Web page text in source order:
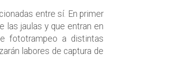
entre sí. En primer
las jaulas y que entran en
fototrampeo a distintas
labores de captura de